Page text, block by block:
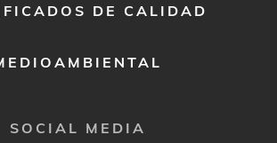
DE CALIDAD
SOCIAL MEDIA